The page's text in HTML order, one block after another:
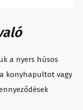
a nyers húsos
konyhapultot vagy